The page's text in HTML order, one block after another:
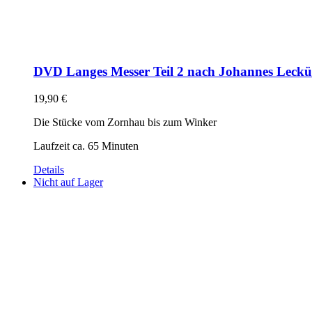
DVD Langes Messer Teil 2 nach Johannes
19,90 €
Die Stücke vom Zornhau bis zum Winker
Laufzeit ca. 65 Minuten
Details
Nicht auf Lager